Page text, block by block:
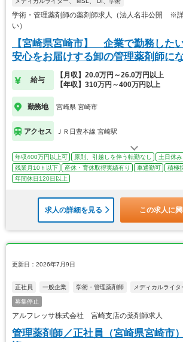
学術・管理薬剤師の薬剤師求人（法人名非公開 ※
い）
【宮崎県宮崎市】 企業で勤務した
安心をお届けする卸の管理薬剤師に
給与
【月収】20.0万円～26.0万円以上
【年収】310万円～400万円以上
勤務地 宮崎県 宮崎市
アクセス ＪＲ日豊本線 宮崎駅
年収400万円以上可 原則、引越しを伴う転勤なし
土日休み
残業月10ｈ以下
産休・育休取得実績有り 車通勤可
積極
年間休日120日以上
求人の詳細を見る この求人に
更新日：2026年7月9日
正社員 一般企業 学術・管理薬剤師 メディカルライ
募集停止
アルフレッサ株式会社 宮崎支店の薬剤師求人
管理薬剤師／正社員（宮崎県宮崎